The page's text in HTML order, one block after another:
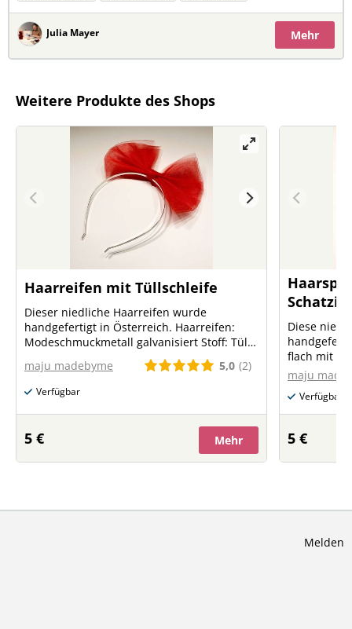
Julia Mayer Mehr
Weitere Produkte des Shops
Haarreifen mit Tüllschleife
Dieser niedliche Haarreifen wurde
handgefertigt in Österreich. Haarreifen:
Modeschmuckmetall galvanisiert Stoff: Tüll
aus Polyester Größe Haarreifen: Umfang
37cm, Breite 5mm Größe Schleife: ca. 18cm
maju madebyme 5,0 (2)
Verfügbar
5 € Mehr
Schatzi
Diese
handgefertigt in
flach mit
Weiß
maju
Verfügbar
5 €
Melden